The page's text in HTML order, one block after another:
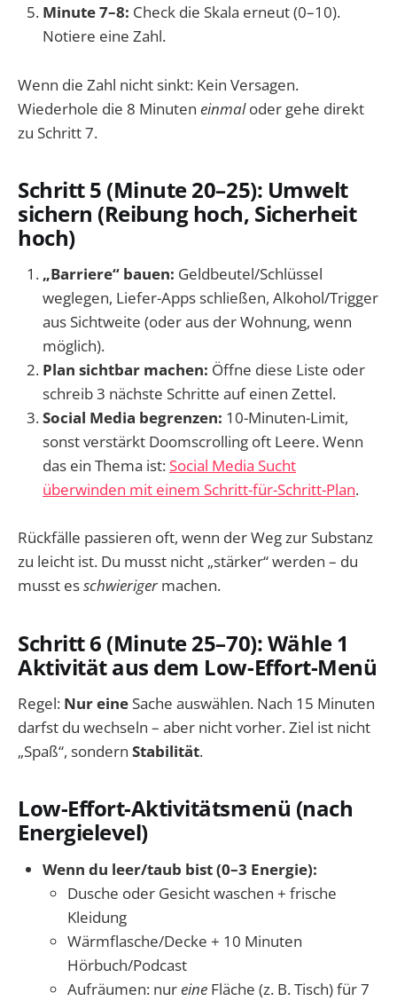
Minute 7–8: Check die Skala erneut (0–10).
Notiere eine Zahl.
Wenn die Zahl nicht sinkt: Kein Versagen.
Wiederhole die 8 Minuten einmaloder gehe direkt
zu Schritt 7.
Schritt 5 (Minute 20–25): Umwelt
sichern (Reibung hoch, Sicherheit
hoch)
„Barriere“ bauen: Geldbeutel/Schlüssel
weglegen, Liefer-Apps schließen, Alkohol/Trigger
aus Sichtweite (oder aus der Wohnung, wenn
möglich).
Plan sichtbar machen: Öffne diese Liste oder
schreib 3 nächste Schritte auf einen Zettel.
Social Media begrenzen: 10-Minuten-Limit,
sonst verstärkt Doomscrolling oft Leere. Wenn
das ein Thema ist: Social Media Sucht
überwinden mit einem Schritt-für-Schritt-Plan.
Rückfälle passieren oft, wenn der Weg zur Substanz
zu leicht ist. Du musst nicht „stärker“ werden – du
musst esschwierigermachen.
Schritt 6 (Minute 25–70): Wähle 1
Aktivität aus dem Low-Effort-Menü
Regel: Nur eine Sache auswählen. Nach 15 Minuten
darfst du wechseln – aber nicht vorher. Ziel ist nicht
„Spaß“, sondern Stabilität.
Low-Effort-Aktivitätsmenü (nach
Energielevel)
Wenn du leer/taub bist (0–3 Energie):
Dusche oder Gesicht waschen + frische
Kleidung
Wärmflasche/Decke + 10 Minuten
Hörbuch/Podcast
Aufräumen: nureine Fläche (z. B. Tisch) für 7